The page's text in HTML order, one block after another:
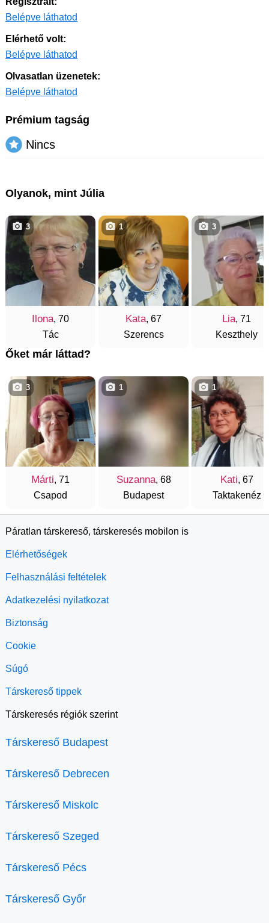
Belépve láthatod
Elérhető volt:
Belépve láthatod
Olvasatlan üzenetek:
Belépve láthatod
Prémium tagság
Nincs
Olyanok, mint Júlia
Ilona, 70
Tác
3
Kata, 67
Szerencs
1
Lia, 71
Keszthely
3
Őket már láttad?
Márti, 71
Csapod
3
Suzanna, 68
Budapest
1
Kati, 67
Taktakenéz
1
Páratlan társkereső, társkeresés mobilon is
Elérhetőségek
Felhasználási feltételek
Adatkezelési nyilatkozat
Biztonság
Cookie
Súgó
Társkereső tippek
Társkeresés régiók szerint
Társkereső Budapest
Társkereső Debrecen
Társkereső Miskolc
Társkereső Szeged
Társkereső Pécs
Társkereső Győr